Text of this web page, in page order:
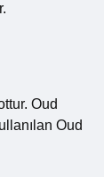
Oud
Oud